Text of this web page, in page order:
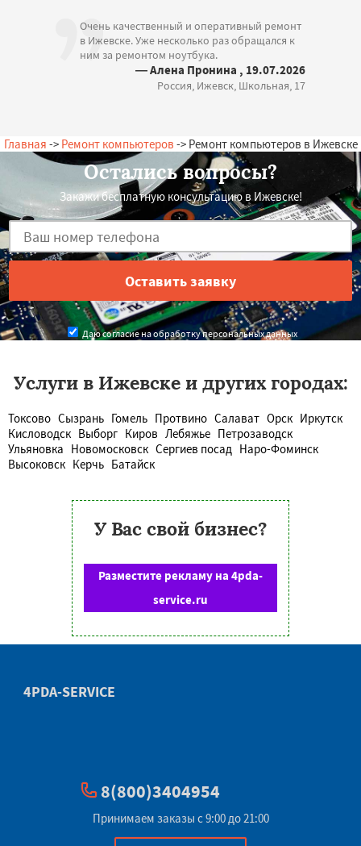
Очень качественный и оперативный ремонт
в Ижевске. Уже несколько раз обращался к
ним за ремонтом ноутбука.
— Алена Пронина , 19.07.2026
Россия, Ижевск, Школьная, 17
Главная -> Ремонт компьютеров -> Ремонт компьютеров в Ижевске
Остались вопросы?
Закажи бесплатную консультацию в Ижевске!
Даю согласие на обработку персональных данных
Услуги в Ижевске и других городах:
Токсово Сызрань Гомель Протвино Салават Орск Иркутск
Кисловодск Выборг Киров Лебяжье Петрозаводск
Ульяновка Новомосковск Сергиев посад Наро-Фоминск
Высоковск Керчь Батайск
У Вас свой бизнес?
Разместите рекламу на 4pda-
service.ru
4PDA-SERVICE
8(800)3404954
Принимаем заказы с 9:00 до 21:00